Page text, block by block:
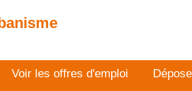
Voir les offres d'emploi